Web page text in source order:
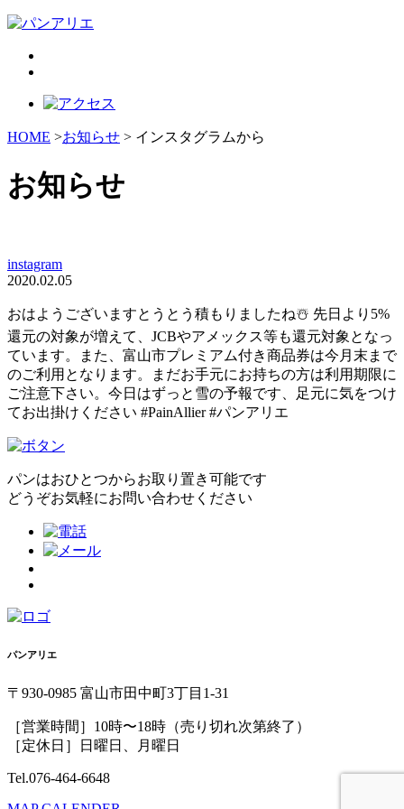
HOME >お知らせ > インスタグラムから
お知らせ
instagram
2020.02.05
おはようございますとうとう積もりましたね️☃️ 先日より5%
還元の対象が増えて、JCBやアメックス等も還元対象となっ
ています。また、富山市プレミアム付き商品券は今月末まで
のご利用となります。まだお手元にお持ちの方は利用期限に
ご注意下さい。今日はずっと雪の予報です、足元に気をつけ
てお出掛けください️ #PainAllier #パンアリエ
パンはおひとつからお取り置き可能です
どうぞお気軽にお問い合わせください
パンアリエ
〒930-0985 富山市田中町3丁目1-31
［営業時間］10時〜18時（売り切れ次第終了）
［定休日］日曜日、月曜日
Tel.076-464-6648